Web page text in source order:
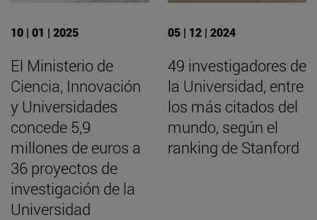
10 | 01 | 2025
El Ministerio de
Ciencia, Innovación
y Universidades
concede 5,9
millones de euros a
36 proyectos de
investigación de la
Universidad
05 | 12 | 2024
49 investigadores de
la Universidad, entre
los más citados del
mundo, según el
ranking de Stanford